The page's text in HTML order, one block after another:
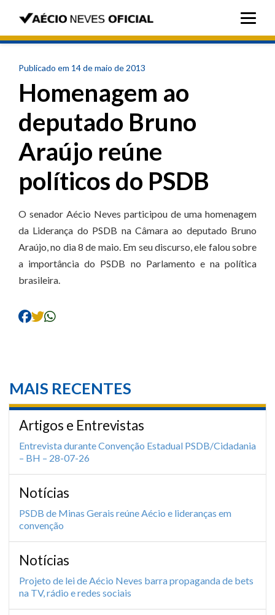
Publicado em 14 de maio de 2013
Homenagem ao
deputado Bruno
Araújo reúne
políticos do PSDB
O senador Aécio Neves participou de uma homenagem
da Liderança do PSDB na Câmara ao deputado Bruno
Araújo, no dia 8 de maio. Em seu discurso, ele falou sobre
a importância do PSDB no Parlamento e na política
brasileira.
MAIS RECENTES
Artigos e Entrevistas
Entrevista durante Convenção Estadual PSDB/Cidadania
– BH – 28-07-26
Notícias
PSDB de Minas Gerais reúne Aécio e lideranças em
convenção
Notícias
Projeto de lei de Aécio Neves barra propaganda de bets
na TV, rádio e redes sociais